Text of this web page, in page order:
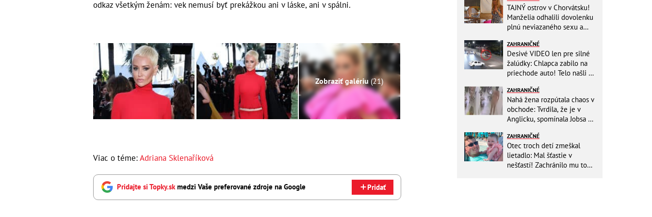
odkaz všetkým ženám: vek nemusí byť prekážkou ani v láske, ani v spálni.
Zobraziť galériu (21)
Viac o téme:Adriana Sklenaříková
Pridajte si Topky.skmedzi Vaše preferované zdroje na Google Pridať
TAJNÝ ostrov v Chorvátsku!
Manželia odhalili dovolenku
plnú neviazaného sexu a
ZAHRANIČNÉ
Desivé VIDEO len pre silné
žalúdky: Chlapca zabilo na
priechode auto! Telo našli o
ZAHRANIČNÉ
Nahá žena rozpútala chaos v
obchode: Tvrdila, že je v
Anglicku, spomínala Jobsa aj
ZAHRANIČNÉ
Otec troch detí zmeškal
lietadlo: Mal šťastie v
nešťastí! Zachránilo mu to